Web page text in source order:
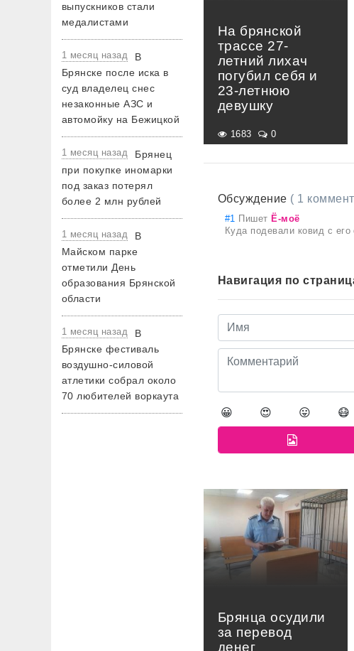
выпускников стали
медалистами
1 месяц назад
В
Брянске после иска в
суд владелец снес
незаконные АЗС и
автомойку на Бежицкой
1 месяц назад
Брянец
при покупке иномарки
под заказ потерял
более 2 млн рублей
1 месяц назад
В
Майском парке
отметили День
образования Брянской
области
1 месяц назад
В
Брянске фестиваль
воздушно-силовой
атлетики собрал около
70 любителей воркаута
На брянской
трассе 27-
летний лихач
погубил себя и
23-летнюю
девушку
1683 0
Обсуждение ( 1
#1 Пишет Ё-моё
Куда подевали ковид с
Навигация по
😀 😍 😛 😷
Брянца осудили
за перевод
денег